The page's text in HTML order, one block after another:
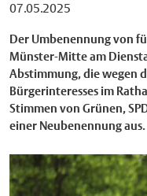
07.05.2025
Der Umbenennung von
Münster-Mitte am
Abstimmung, die wegen
Bürgerinteresses im
Stimmen von Grünen,
einer Neubenennung aus.